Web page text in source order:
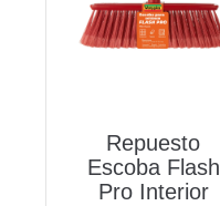
Repuesto
Escoba Flash
Pro Interior